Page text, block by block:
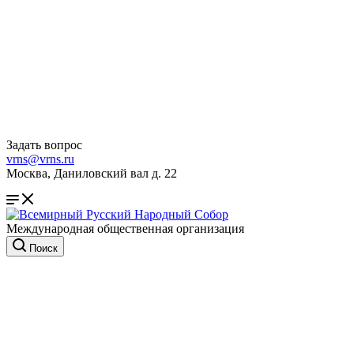
Задать вопрос
vrns@vrns.ru
Москва, Даниловский вал д. 22
Международная общественная организация
Поиск